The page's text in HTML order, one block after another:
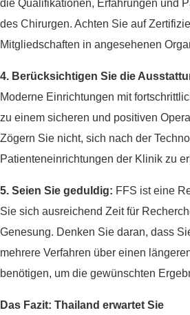
die Qualifikationen, Erfahrungen und
des Chirurgen. Achten Sie auf
Mitgliedschaften in angesehenen
4. Berücksichtigen Sie die
Moderne Einrichtungen mit
zu einem sicheren und positiven
Zögern Sie nicht, sich nach der
Patienteneinrichtungen der Klinik zu
5. Seien Sie geduldig: FFS ist eine
Sie sich ausreichend Zeit für
Genesung. Denken Sie daran, dass
mehrere Verfahren über einen
benötigen, um die gewünschten
Das Fazit: Thailand erwartet Sie